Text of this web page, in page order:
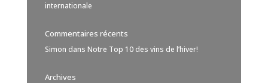
internationale
Commentaires récents
Simon dans Notre Top 10 des vins de l’hiver!
Archives